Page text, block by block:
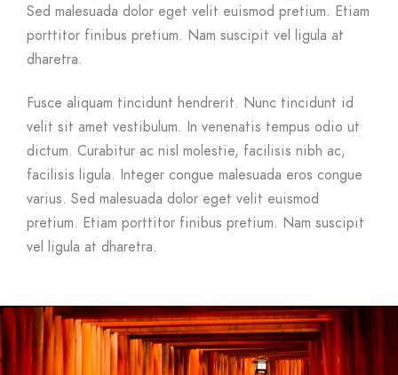
Sed malesuada dolor eget velit euismod pretium. Etiam
porttitor finibus pretium. Nam suscipit vel ligula at
dharetra.
Fusce aliquam tincidunt hendrerit. Nunc tincidunt id
velit sit amet vestibulum. In venenatis tempus odio ut
dictum. Curabitur ac nisl molestie, facilisis nibh ac,
facilisis ligula. Integer congue malesuada eros congue
varius. Sed malesuada dolor eget velit euismod
pretium. Etiam porttitor finibus pretium. Nam suscipit
vel ligula at dharetra.